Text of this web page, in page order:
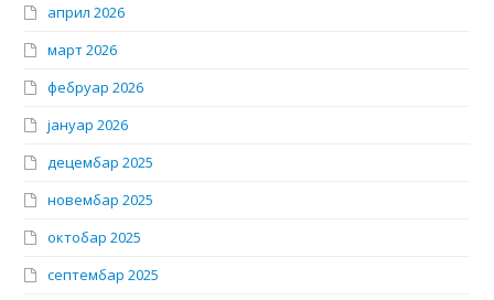
април 2026
март 2026
фебруар 2026
јануар 2026
децембар 2025
новембар 2025
октобар 2025
септембар 2025